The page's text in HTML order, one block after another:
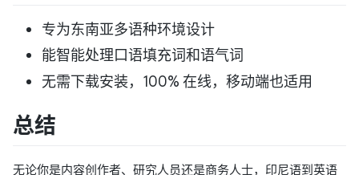
专为东南亚多语种环境设计
能智能处理口语填充词和语气词
无需下载安装，100% 在线，移动端也适用
总结
无论你是内容创作者、研究人员还是商务人士，印尼语到英语